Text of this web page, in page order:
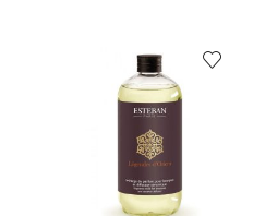
noire
500ml
cantidad